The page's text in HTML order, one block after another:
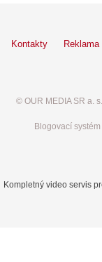
Kontakty Reklama
© OUR MEDIA SR a.
Blogovací
Kompletný video servis